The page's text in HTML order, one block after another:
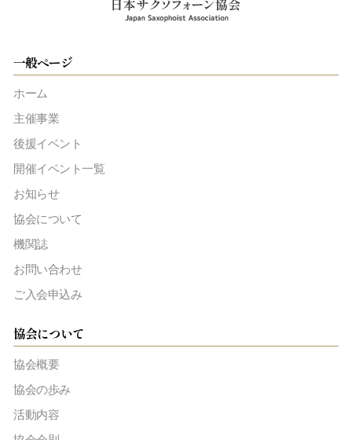
一般ページ
ホーム
主催事業
後援イベント
開催イベント一覧
お知らせ
協会について
機関誌
お問い合わせ
ご入会申込み
協会について
協会概要
協会の歩み
活動内容